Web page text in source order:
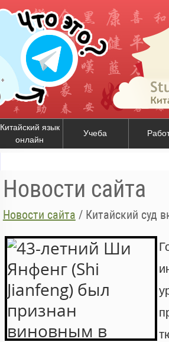
Китайский язык
онлайн
Учеба
Новости сайта
Новости сайта / Китайский суд